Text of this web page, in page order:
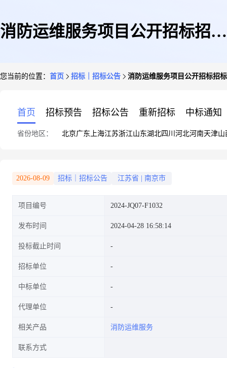
消防运维服务项目公开招标招标
您当前的位置： 首页 招标｜招标公告 消防运维服务项目公开招标招
首页 招标预告 招标公告 重新招标 中标通知
省份地区： 北京广东 上海江苏浙江山东湖北四川 河北河南天津山
2026-08-09 招标｜招标公告 江苏省 南京市
项目编号 2024-JQ07-F1032
发布时间 2024-04-28 16:58:14
投标截止时间
招标单位
中标单位
代理单位
相关产品 消防运维服务
联系方式